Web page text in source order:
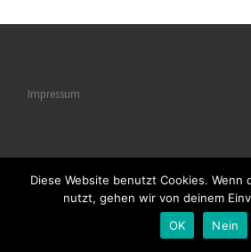
Impressum
© 2026Naturstrukturen– Alle
– Entworfen mit dem
Diese Website benutzt Cookies. Wenn
nutzt, gehen wir von deinem
OK
Nein